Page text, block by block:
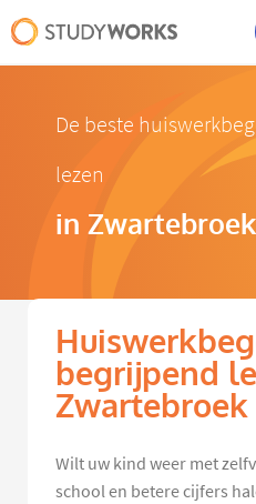
De beste
lezen
in Zwartebroek
begrijpend
Zwartebroek
Wilt uw kind weer met
school en betere cijfers